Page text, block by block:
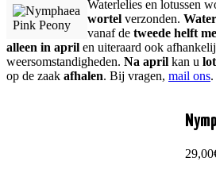
Waterlelies en lotussen
wortel verzonden.
vanaf detweede helft
alleen in april en uiteraard ook
weersomstandigheden. Na april kan u
op de zaak afhalen. Bij vragen, mail ons.
29,00